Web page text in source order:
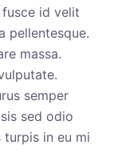
id velit
pellentesque.
massa.
semper
sed odio
turpis in eu mi